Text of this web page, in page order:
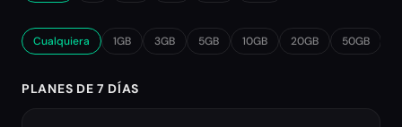
Cualquiera 1GB 3GB 5GB 10GB 20GB 50GB
PLANES DE 7 DÍAS